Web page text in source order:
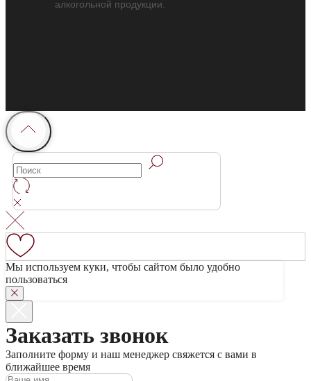
алкогольной продукции.
Мы используем куки, чтобы сайтом было удобно
пользоваться
Заказать звонок
Заполните форму и наш менеджер свяжется с вами в
ближайшее время